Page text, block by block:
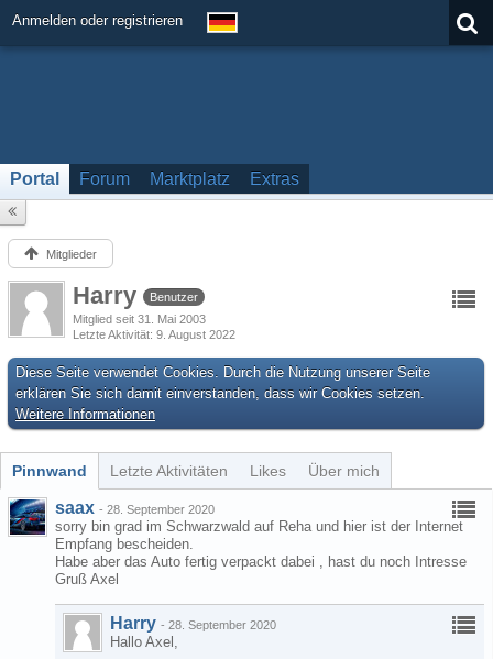
Anmelden oder registrieren
Portal Forum Marktplatz Extras
Mitglieder
Harry
Benutzer
Mitglied seit 31. Mai 2003
Letzte Aktivität 9. August 2022
Diese Seite verwendet Cookies. Durch die Nutzung unserer Seite
erklären Sie sich damit einverstanden, dass wir Cookies setzen.
Weitere Informationen
Pinnwand Letzte Aktivitäten Likes Über mich
saax - 28. September 2020
sorry bin grad im Schwarzwald auf Reha und hier ist der Internet
Empfang bescheiden.
Habe aber das Auto fertig verpackt dabei , hast du noch Intresse
Gruß Axel
Harry - 28. September 2020
Hallo Axel,